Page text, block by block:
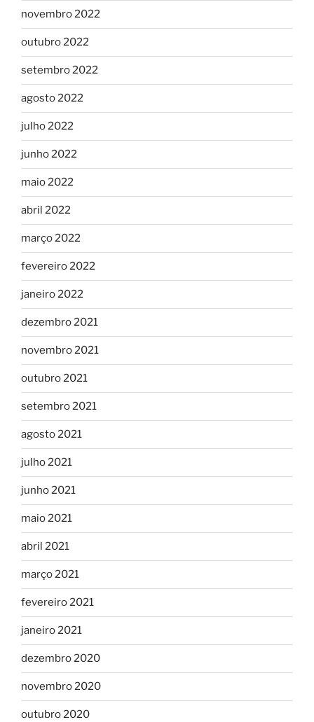
novembro 2022
outubro 2022
setembro 2022
agosto 2022
julho 2022
junho 2022
maio 2022
abril 2022
março 2022
fevereiro 2022
janeiro 2022
dezembro 2021
novembro 2021
outubro 2021
setembro 2021
agosto 2021
julho 2021
junho 2021
maio 2021
abril 2021
março 2021
fevereiro 2021
janeiro 2021
dezembro 2020
novembro 2020
outubro 2020